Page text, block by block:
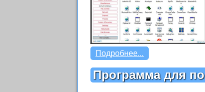
Подробнее...
Программа для